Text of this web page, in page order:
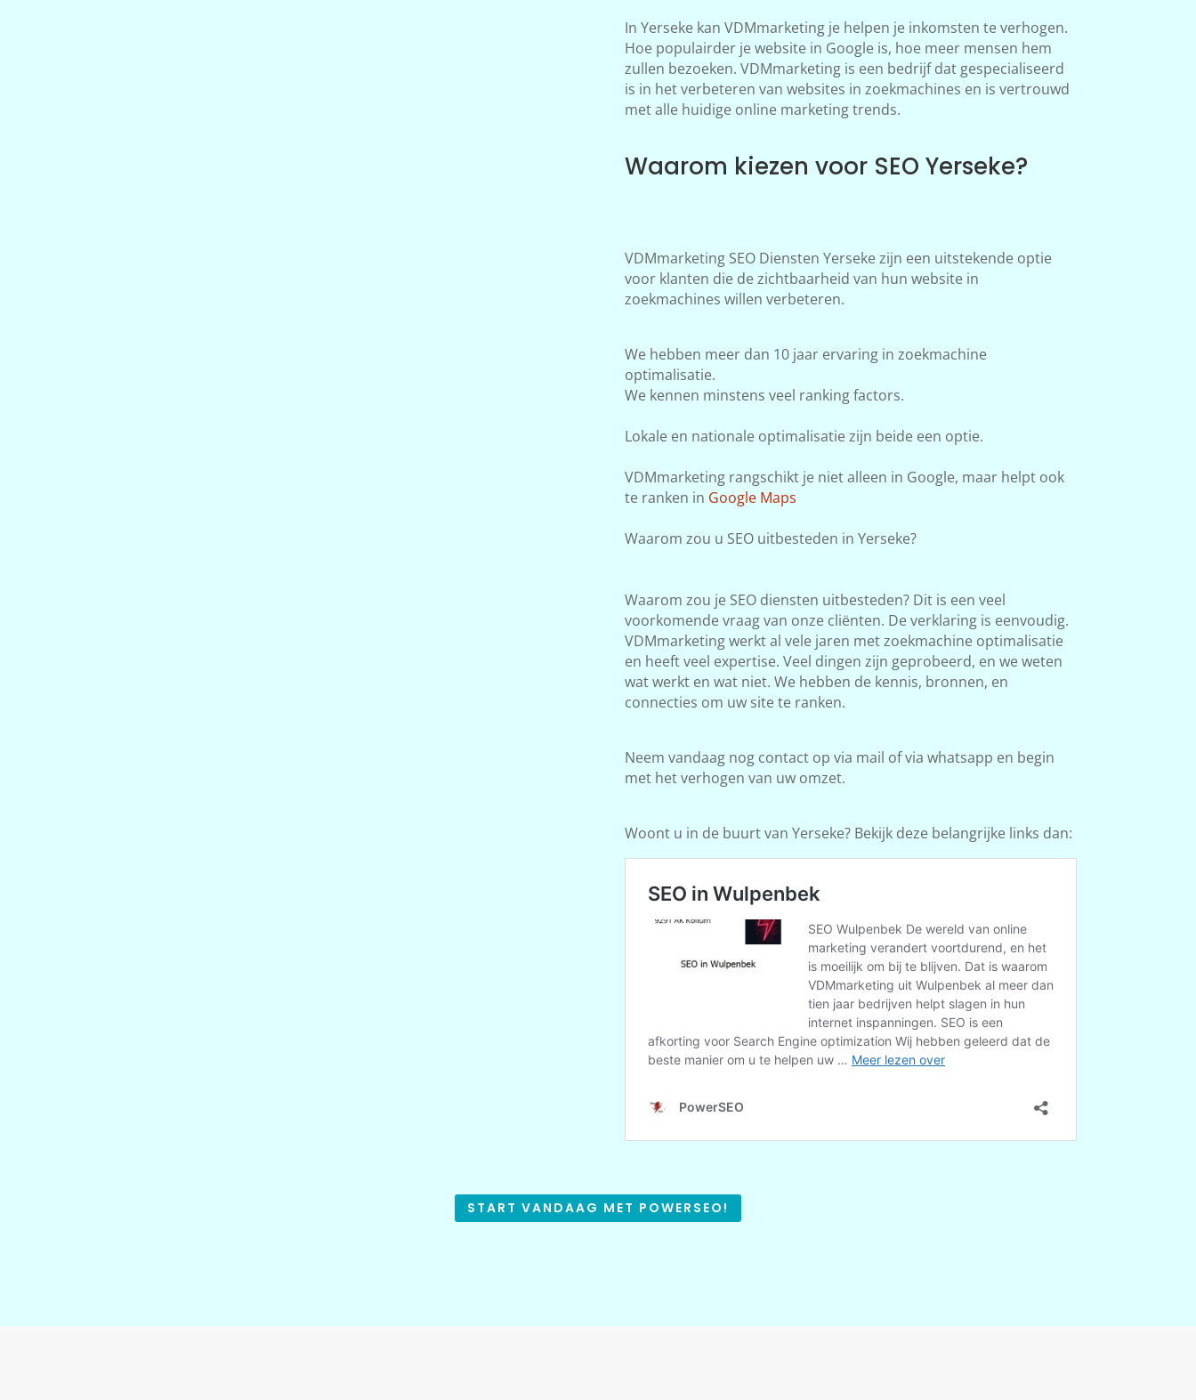
In Yerseke kan VDMmarketing je helpen je inkomsten te verhogen.
Hoe populairder je website in Google is, hoe meer mensen hem
zullen bezoeken. VDMmarketing is een bedrijf dat gespecialiseerd
is in het verbeteren van websites in zoekmachines en is vertrouwd
met alle huidige online marketing trends.
Waarom kiezen voor SEO Yerseke?
VDMmarketing SEO Diensten Yerseke zijn een uitstekende optie
voor klanten die de zichtbaarheid van hun website in
zoekmachines willen verbeteren.
We hebben meer dan 10 jaar ervaring in zoekmachine
optimalisatie.
We kennen minstens veel ranking factors.
Lokale en nationale optimalisatie zijn beide een optie.
VDMmarketing rangschikt je niet alleen in Google, maar helpt ook
te ranken in Google Maps
Waarom zou u SEO uitbesteden in Yerseke?
Waarom zou je SEO diensten uitbesteden? Dit is een veel
voorkomende vraag van onze cliënten. De verklaring is eenvoudig.
VDMmarketing werkt al vele jaren met zoekmachine optimalisatie
en heeft veel expertise. Veel dingen zijn geprobeerd, en we weten
wat werkt en wat niet. We hebben de kennis, bronnen, en
connecties om uw site te ranken.
Neem vandaag nog contact op via mail of via whatsapp en begin
met het verhogen van uw omzet.
Woont u in de buurt van Yerseke? Bekijk deze belangrijke links dan:
START VANDAAG MET POWERSEO!